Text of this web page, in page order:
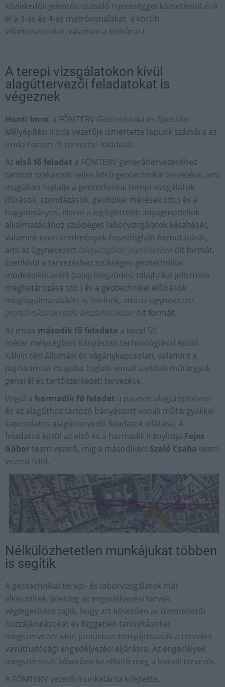
közlekedők jelentős utasidő nyereséggel közvetlenül érik
el a 3-as és 4-es metróvonalakat, a körúti
villamosvonalat, valamint a belvárost.
A terepi vizsgálatokon kívül
alagúttervezői feladatokat is
végeznek
Honti Imre, a FŐMTERV Geotechnika és Speciális
Mélyépítési Iroda vezetője ismertette lapunk számára az
iroda három fő tervezési feladatát.
Az első fő feladat a FŐMTERV generáltervezéséhez
tartozó szakaszok teljes körű geotechnikai tervezése, ami
magában foglalja a geotechnikai terepi vizsgálatok
(fúrások, szondázások, geofizikai mérések stb.) és a
hagyományos, illetve a legfejlettebb anyagmodellek
alkalmazásához szükséges laborvizsgálatok készítését,
valamint ezen eredmények összefoglaló bemutatását,
ami az úgynevezett talajvizsgálati jelentésekben ölt formát.
Ezenkívül a tervezéshez szükséges geotechnikai
modellalkotásért (talajrétegződés, talajfizikai jellemzők
meghatározása stb.) és a geotechnikai előírások
megfogalmazásáért is felelnek, ami az úgynevezett
geotechnikai tervezési beszámolókban ölt formát.
Az iroda második fő feladata a közel 50
méter mélységben bányászati technológiával épülő
Kálvin téri állomási és vágánykapcsolati, valamint a
pajzskamrát magába foglaló vonali szellőző műtárgyak
generál és tartószerkezeti tervezése.
Végül a harmadik fő feladat a pajzsos alagútépítéssel
és az alagúthoz tartozó bányászott vonali műtárgyakkal
kapcsolatos alagúttervezői feladatok ellátása. A
feladatok közül az első és a harmadik irányítója Fejes
Gábor team vezető, míg a másodikért Szaló Csaba team
vezető felel.
Nélkülözhetetlen munkájukat többen
is segítik
A geotechnikai terepi- és laborvizsgálatok már
elkészültek. Jelenleg az engedélyezési tervek
véglegesítése zajlik, hogy azt követően az üzemeltetői
hozzájárulásokat és független tanúsításokat
megszervezve idén júniusban benyújthassák a terveket
vasúthatósági engedélyezési eljárásra. Az engedélyek
megszerzését követően kezdhető meg a kiviteli tervezés.
A FŐMTERV vezető munkatársa kifejtette,